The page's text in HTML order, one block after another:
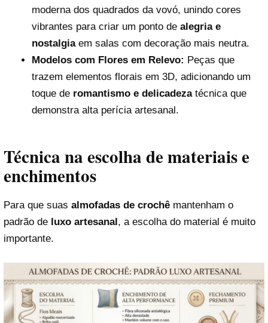
moderna dos quadrados da vovó, unindo cores
vibrantes para criar um ponto de alegria e
nostalgiaem salas com decoração mais neutra.
Modelos com Flores em Relevo: Peças que
trazem elementos florais em 3D, adicionando um
toque de romantismo e delicadezatécnica que
demonstra alta perícia artesanal.
Técnica na escolha de materiais e
enchimentos
Para que suas almofadas de crochê mantenham o
padrão de luxo artesanal, a escolha do material é muito
importante.